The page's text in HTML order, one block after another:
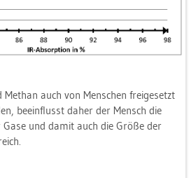
Me­than auch von Men­schen frei­ge­setzt
be­ein­flusst daher der Mensch die
und damit auch die Größe der